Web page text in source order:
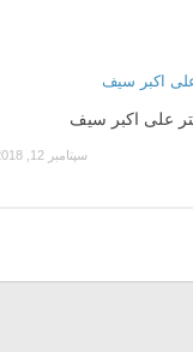
علی اکبر سیف
سپتامبر 12, 2018